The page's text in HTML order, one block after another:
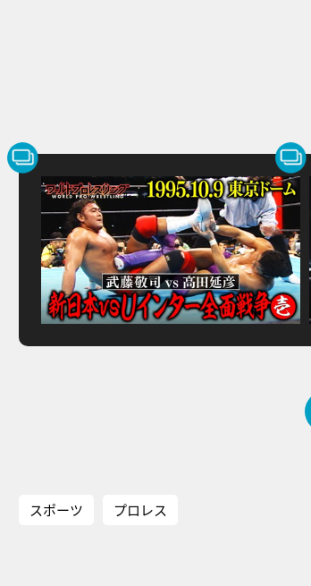
スポーツ プロレス